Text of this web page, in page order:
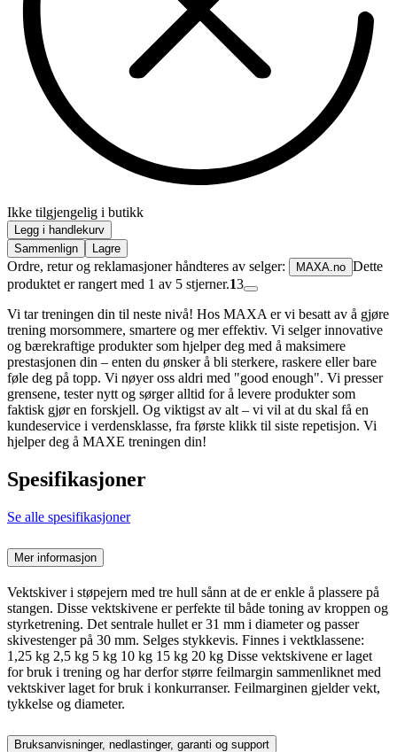
Ikke tilgjengelig i butikk
Legg i handlekurv
Sammenlign
Lagre
Ordre, retur og reklamasjoner håndteres av selger: MAXA.no Dette
produktet er rangert med 1 av 5 stjerner.13
Vi tar treningen din til neste nivå! Hos MAXA er vi besatt av å gjøre
trening morsommere, smartere og mer effektiv. Vi selger innovative
og bærekraftige produkter som hjelper deg med å maksimere
prestasjonen din – enten du ønsker å bli sterkere, raskere eller bare
føle deg på topp. Vi nøyer oss aldri med "good enough". Vi presser
grensene, tester nytt og sørger alltid for å levere produkter som
faktisk gjør en forskjell. Og viktigst av alt – vi vil at du skal få en
kundeservice i verdensklasse, fra første klikk til siste repetisjon. Vi
hjelper deg å MAXE treningen din!
Spesifikasjoner
Se alle spesifikasjoner
Mer informasjon
Vektskiver i støpejern med tre hull sånn at de er enkle å plassere på
stangen. Disse vektskivene er perfekte til både toning av kroppen og
styrketrening. Det sentrale hullet er 31 mm i diameter og passer
skivestenger på 30 mm. Selges stykkevis. Finnes i vektklassene:
1,25 kg 2,5 kg 5 kg 10 kg 15 kg 20 kg Disse vektskivene er laget
for bruk i trening og har derfor større feilmargin sammenliknet med
vektskiver laget for bruk i konkurranser. Feilmarginen gjelder vekt,
tykkelse og diameter.
Bruksanvisninger, nedlastinger, garanti og support